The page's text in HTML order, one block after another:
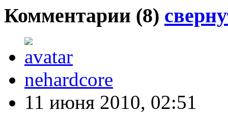
Комментарии (8)
nehardcore
11 июня 2010, 02:51